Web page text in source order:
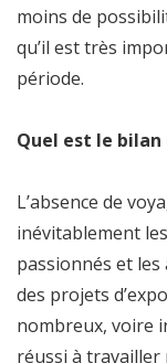
moins de
qu’il est très
période.
Quel est le
L’absence de
inévitablement
passionnés et
des projets
nombreux, voire
réussi à